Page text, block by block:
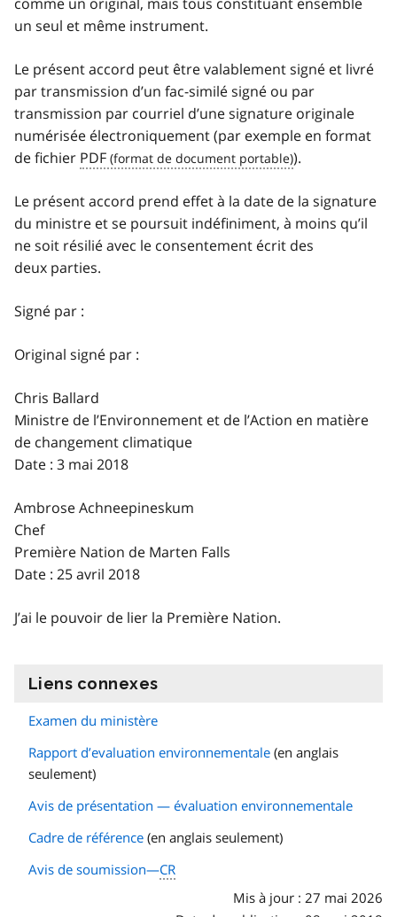
un seul et même instrument.
Le présent accord peut être valablement signé et livré
par transmission d’un fac-similé signé ou par
transmission par courriel d’une signature originale
numérisée électroniquement (par exemple en format
de fichier PDF ).
Le présent accord prend effet à la date de la signature
du ministre et se poursuit indéfiniment, à moins qu’il
ne soit résilié avec le consentement écrit des
deux parties.
Signé par :
Original signé par :
Chris Ballard
Ministre de l’Environnement et de l’Action en matière
de changement climatique
Date : 3 mai 2018
Ambrose Achneepineskum
Chef
Première Nation de Marten Falls
Date : 25 avril 2018
J’ai le pouvoir de lier la Première Nation.
Liens connexes
Examen du ministère
Rapport d’evaluation environnementale (en anglais
seulement)
Avis de présentation — évaluation environnementale
Cadre de référence (en anglais seulement)
Avis de soumission—CR
Mis à jour : 27 mai 2026